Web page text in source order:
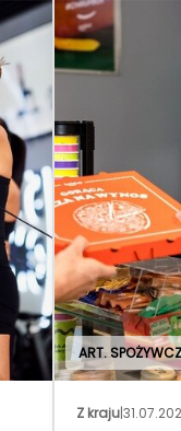
ART.
Z kraju|